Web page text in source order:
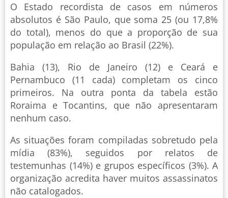
O Estado recordista de casos em números
absolutos é São Paulo, que soma 25 (ou 17,8%
do total), menos do que a proporção de sua
população em relação ao Brasil (22%).
Bahia (13), Rio de Janeiro (12) e Ceará e
Pernambuco (11 cada) completam os cinco
primeiros. Na outra ponta da tabela estão
Roraima e Tocantins, que não apresentaram
nenhum caso.
As situações foram compiladas sobretudo pela
mídia (83%), seguidos por relatos de
testemunhas (14%) e grupos específicos (3%). A
organização acredita haver muitos assassinatos
não catalogados.